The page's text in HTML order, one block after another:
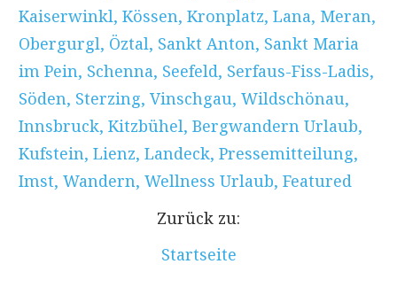
Kaiserwinkl, Kössen, Kronplatz, Lana, Meran,
Obergurgl, Öztal, Sankt Anton, Sankt Maria
im Pein, Schenna, Seefeld, Serfaus-Fiss-Ladis,
Söden, Sterzing, Vinschgau, Wildschönau,
Innsbruck, Kitzbühel, Bergwandern Urlaub,
Kufstein, Lienz, Landeck, Pressemitteilung,
Imst, Wandern, Wellness Urlaub, Featured
Zurück zu:
Startseite